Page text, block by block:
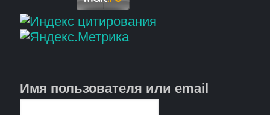
Имя пользователя или email